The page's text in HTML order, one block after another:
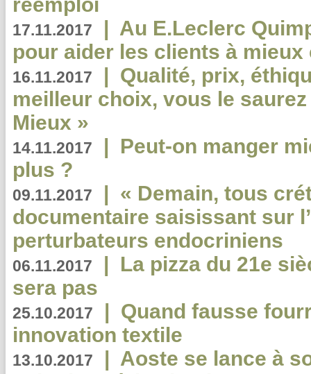
17.11.2017 | Au E.Leclerc
pour aider les clients à
16.11.2017 | Qualité, prix,
meilleur choix, vous le
Mieux »
14.11.2017 | Peut-on manger
plus ?
09.11.2017 | « Demain, tous
documentaire saisissant sur
perturbateurs endocriniens
06.11.2017 | La pizza du 21e
sera pas
25.10.2017 | Quand fausse
innovation textile
13.10.2017 | Aoste se lance à